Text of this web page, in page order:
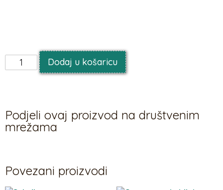
Dodaj u košaricu
Podjeli ovaj proizvod na društvenim
mrežama
Povezani proizvodi